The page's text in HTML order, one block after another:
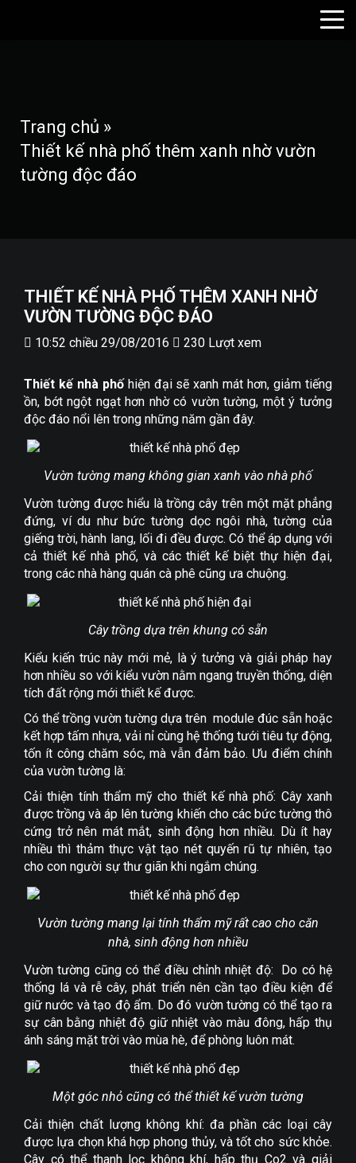
Trang chủ »
Thiết kế nhà phố thêm xanh nhờ vườn
tường độc đáo
THIẾT KẾ NHÀ PHỐ THÊM XANH NHỜ
VƯỜN TƯỜNG ĐỘC ĐÁO
10:52 chiều 29/08/2016 230 Lượt xem
Thiết kế nhà phốhiện đại sẽ xanh mát hơn, giảm tiếng
ồn, bớt ngột ngạt hơn nhờ có vườn tường, một ý tưởng
độc đáo nổi lên trong những năm gần đây.
Vườn tường mang không gian xanh vào nhà phố
Vườn tường được hiểu là trồng cây trên một mặt phẳng
đứng, ví du như bức tường dọc ngôi nhà, tường của
giếng trời, hành lang, lối đi đều được. Có thể áp dụng với
cả thiết kế nhà phố, và các thiết kế biệt thự hiện đại,
trong các nhà hàng quán cà phê cũng ưa chuộng.
Cây trồng dựa trên khung có sẵn
Kiểu kiến trúc này mới mẻ, là ý tưởng và giải pháp hay
hơn nhiều so với kiểu vườn nằm ngang truyền thống, diện
tích đất rộng mới thiết kế được.
Có thể trồng vườn tường dựa trên module đúc sẵn hoặc
kết hợp tấm nhựa, vải nỉ cùng hệ thống tưới tiêu tự động,
tốn ít công chăm sóc, mà vẫn đảm bảo. Ưu điểm chính
của vườn tường là:
Cải thiện tính thẩm mỹ cho thiết kế nhà phố: Cây xanh
được trồng và áp lên tường khiến cho các bức tường thô
cứng trở nên mát mắt, sinh động hơn nhiều. Dù ít hay
nhiều thì thảm thực vật tạo nét quyến rũ tự nhiên, tạo
cho con người sự thư giãn khi ngắm chúng.
Vườn tường mang lại tính thẩm mỹ rất cao cho căn
nhà, sinh động hơn nhiều
Vườn tường cũng có thể điều chỉnh nhiệt độ: Do có hệ
thống lá và rễ cây, phát triển nên cần tạo điều kiện để
giữ nước và tạo độ ẩm. Do đó vườn tường có thể tạo ra
sự cân bằng nhiệt độ giữ nhiệt vào màu đông, hấp thụ
ánh sáng mặt trời vào mùa hè, để phòng luôn mát.
Một góc nhỏ cũng có thể thiết kế vườn tường
Cải thiện chất lượng không khí: đa phần các loại cây
được lựa chọn khá hợp phong thủy, và tốt cho sức khỏe.
Cây có thể thanh lọc không khí, hấp thụ Co2 và giải